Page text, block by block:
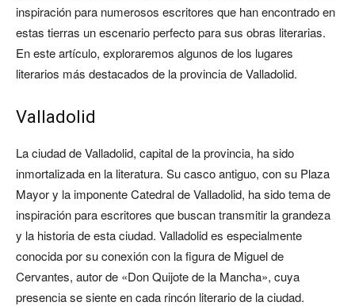
inspiración para numerosos escritores que han encontrado en
estas tierras un escenario perfecto para sus obras literarias.
En este artículo, exploraremos algunos de los lugares
literarios más destacados de la provincia de Valladolid.
Valladolid
La ciudad de Valladolid, capital de la provincia, ha sido
inmortalizada en la literatura. Su casco antiguo, con su Plaza
Mayor y la imponente Catedral de Valladolid, ha sido tema de
inspiración para escritores que buscan transmitir la grandeza
y la historia de esta ciudad. Valladolid es especialmente
conocida por su conexión con la figura de Miguel de
Cervantes, autor de «Don Quijote de la Mancha», cuya
presencia se siente en cada rincón literario de la ciudad.